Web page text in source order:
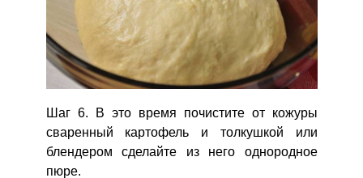
Шаг 6. В это время почистите от кожуры
сваренный картофель и толкушкой или
блендером сделайте из него однородное
пюре.